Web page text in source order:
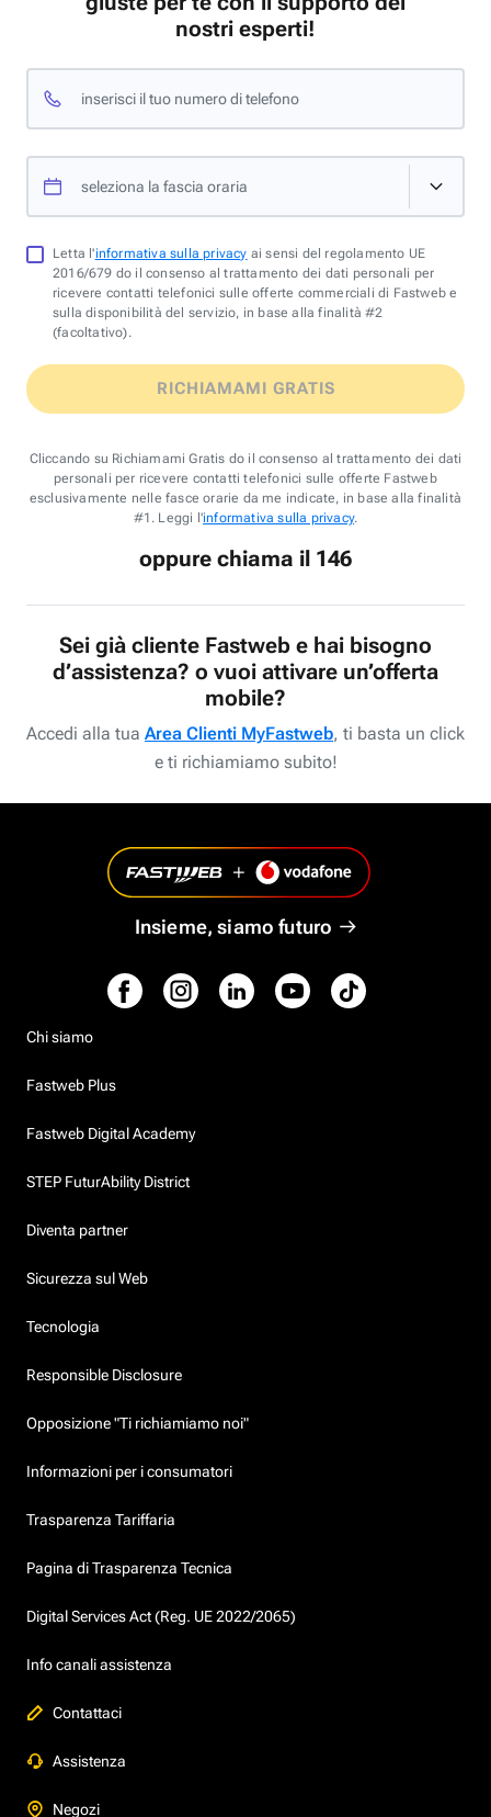
nostri esperti!
inserisci il tuo numero di telefono
seleziona la fascia oraria
Letta l'informativa sulla privacy ai sensi del regolamento UE
2016/679 do il consenso al trattamento dei dati personali per
ricevere contatti telefonici sulle offerte commerciali di Fastweb e
sulla disponibilità del servizio, in base alla finalità #2
(facoltativo).
RICHIAMAMI GRATIS
Cliccando su Richiamami Gratis do il consenso al trattamento dei dati
personali per ricevere contatti telefonici sulle offerte Fastweb
esclusivamente nelle fasce orarie da me indicate, in base alla finalità
#1. Leggi l'informativa sulla privacy.
oppure chiama il 146
Sei già cliente Fastweb e hai bisogno
d’assistenza? o vuoi attivare un’offerta
mobile?
Accedi alla tua Area Clienti MyFastweb, ti basta un click
e ti richiamiamo subito!
Insieme, siamo futuro
Chi siamo
Fastweb Plus
Fastweb Digital Academy
STEP FuturAbility District
Diventa partner
Sicurezza sul Web
Tecnologia
Responsible Disclosure
Opposizione "Ti richiamiamo noi"
Informazioni per i consumatori
Trasparenza Tariffaria
Pagina di Trasparenza Tecnica
Digital Services Act (Reg. UE 2022/2065)
Info canali assistenza
Contattaci
Assistenza
Negozi